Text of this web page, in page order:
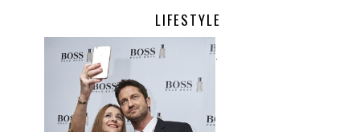
LIFESTYLE
.